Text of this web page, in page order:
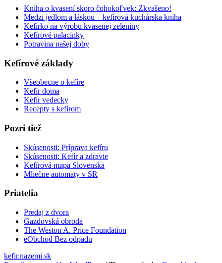
Kniha o kvasení skoro čohokoľvek: Zkvašeno!
Medzi jedlom a láskou – kefírová kuchárska kniha
Kefirko na výrobu kvasenej zeleniny
Kefírové palacinky
Potravina našej doby
Kefírové základy
Všeobecne o kefíre
Kefír doma
Kefír vedecky
Recepty s kefírom
Pozri tiež
Skúsenosti: Príprava kefíru
Skúsenosti: Kefír a zdravie
Kefírová mapa Slovenska
Mliečne automaty v SR
Priatelia
Predaj z dvora
Gazdovská obroda
The Weston A. Price Foundation
eObchod Bez odpadu
kefir.nazemi.sk